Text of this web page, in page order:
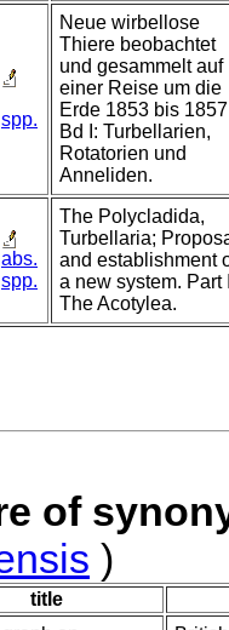
spp.
Neue wirbellose
Thiere beobachtet
und gesammelt auf
einer Reise um die
Erde 1853 bis
Bd I: Turbellarien,
Rotatorien und
Anneliden.
abs.
spp.
The Polycladida,
Turbellaria;
and establishment
a new system. Part
The Acotylea.
of
)
title